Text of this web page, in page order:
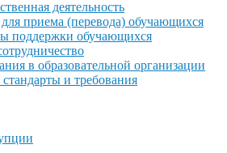
деятельность
приема (перевода) обучающихся
поддержки обучающихся
в образовательной организации
и требования